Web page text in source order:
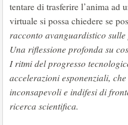
tentare di trasferire l’anima ad
virtuale si possa chiedere se
racconto avanguardistico
Una riflessione profonda su
I ritmi del progresso
accelerazioni esponenziali,
inconsapevoli e indifesi di
ricerca scientifica.